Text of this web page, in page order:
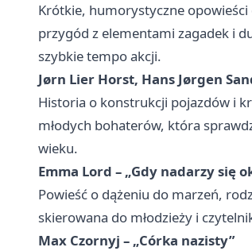
Krótkie, humorystyczne
przygód z elementami zagadek i
szybkie tempo akcji.
Jørn Lier Horst, Hans Jørgen
Historia o konstrukcji pojazdów i
młodych bohaterów, która
wieku.
Emma Lord – „Gdy nadarzy się
Powieść o dążeniu do marzeń,
skierowana do młodzieży i
Max Czornyj – „Córka nazisty”